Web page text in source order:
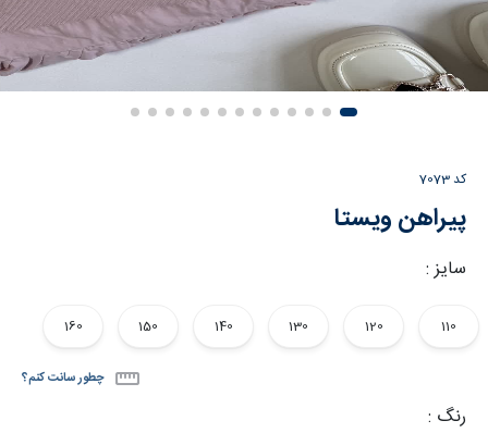
کد 7073
پیراهن ویستا
سایز :
110
120
130
140
150
160
چطور سانت کنم؟
رنگ :